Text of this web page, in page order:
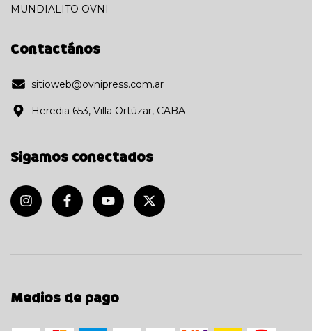
MUNDIALITO OVNI
Contactános
sitioweb@ovnipress.com.ar
Heredia 653, Villa Ortúzar, CABA
Sigamos conectados
Medios de pago